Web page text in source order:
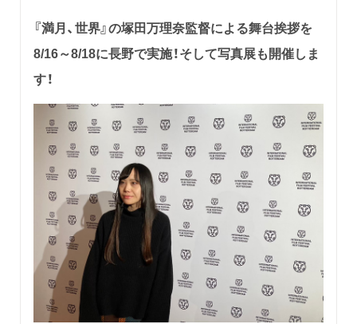
『満月、世界』の塚田万理奈監督による舞台挨拶を
8/16～8/18に長野で実施！そして写真展も開催しま
す！